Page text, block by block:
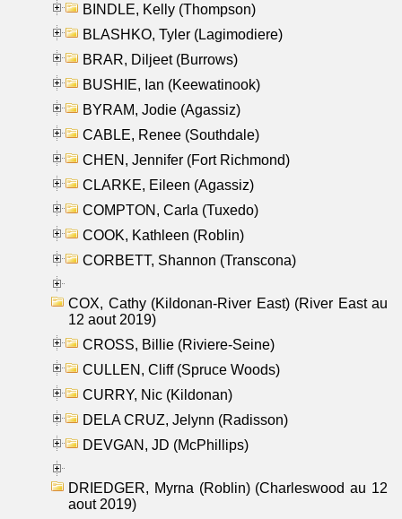
BINDLE, Kelly (Thompson)
BLASHKO, Tyler (Lagimodiere)
BRAR, Diljeet (Burrows)
BUSHIE, Ian (Keewatinook)
BYRAM, Jodie (Agassiz)
CABLE, Renee (Southdale)
CHEN, Jennifer (Fort Richmond)
CLARKE, Eileen (Agassiz)
COMPTON, Carla (Tuxedo)
COOK, Kathleen (Roblin)
CORBETT, Shannon (Transcona)
COX, Cathy (Kildonan-River East) (River East au
12 aout 2019)
CROSS, Billie (Riviere-Seine)
CULLEN, Cliff (Spruce Woods)
CURRY, Nic (Kildonan)
DELA CRUZ, Jelynn (Radisson)
DEVGAN, JD (McPhillips)
DRIEDGER, Myrna (Roblin) (Charleswood au 12
aout 2019)